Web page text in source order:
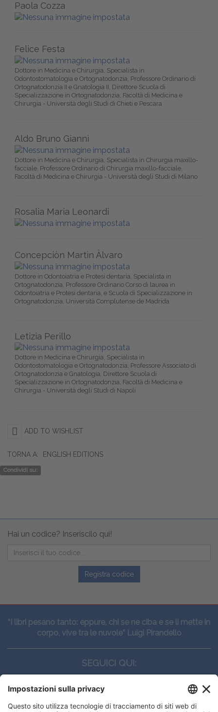
Paola Cozza
Felice Festa
Dottore in Medicina e Chirurgia, Specialista in
Odontostomatologia e Ortognatodonzia, Professore Ordinario di
Ortognatodonzia II e Gnatologia II, Direttore Scuola di
Specializzazione in Ortognatodonzia, Facoltà di Medicina e
Chirurgia - Università degli Studi di Chieti e Pescara
Aldo Bruno Giannì
Dottore in Medicina e Chirurgia, Specialista in Chirurgia maxillo-
facciale, Professore Ordinario di Chirurgia maxillo-facciale,
Facoltà di Medicina e Chirurgia - Università degli Studi di Milano
Rosalia Maria Leonardi
Concepciòn Martìn Àlvaro
Dottore in Odontoiatria e Protesi dentaria, Specialista in
Ortognatodonzia, Professore Ordinario Corso di laurea in
Odontoiatria e Protesi dentaria, e Scuola di Specializzazione in
Ortognatodonzia, Università Complutense de Madrida
Letizia Perillo
Dottore in Medicina e Chirurgia, Specialista in
Odontostomatologia e Ortognatodonzia, Professore Associato di
Ortognatodonzia e Gnatologia, Direttore Scuola di
Specializzazione in Ortognatodonzia, Facoltà di Medicina e
Chirurgia - Università degli Studi di Napoli
ADD TO WISHLIST
TORNA A: ENGLISH EDITIONS
Condividi su:
Hai un codice? Inseriscilo qui!
Registra codice
“I libri pesano tanto: eppure, chi se ne ciba e se li mette in
corpo, vive tra le nuvole” Luigi Pirandello
SEGUICI QUI: